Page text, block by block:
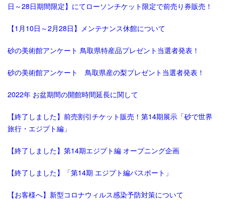
日～28日期間限定】にてローソンチケット限定で前売り券販売！
【1月10日～2月28日】メンテナンス休館について
砂の美術館アンケート 鳥取県特産品プレゼント当選者発表！
砂の美術館アンケート 鳥取県産の梨プレゼント当選者発表！
2022年 お盆期間の開館時間延長に関して
【終了しました】前売割引チケット販売！第14期展示「砂で世界
旅行・エジプト編」
【終了しました】第14期エジプト編 オープニング企画
【終了しました】「第14期 エジプト編パスポート」
【お客様へ】新型コロナウィルス感染予防対策について